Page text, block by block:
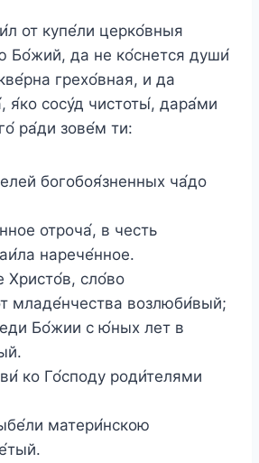
от купе́ли церко́вныя
Бо́жий, да не ко́снется души́
грехо́вная, и да
я́ко сосу́д чистоты́, дара́ми
ра́ди зове́м ти:
богобоя́зненных ча́до
отроча́, в честь
нарече́нное.
Христо́в, сло́во
младе́нчества возлюби́вый;
Бо́жии с ю́ных лет в
ко Го́споду роди́телями
матери́нскою